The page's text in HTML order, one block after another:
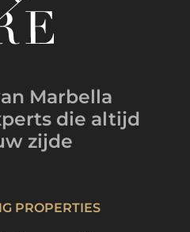
Marbella
die altijd
zijde
PROPERTIES